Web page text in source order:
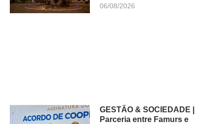
06/08/2026
GESTÃO & SOCIEDADE |
Parceria entre Famurs e